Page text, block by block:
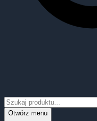
Otwórz menu